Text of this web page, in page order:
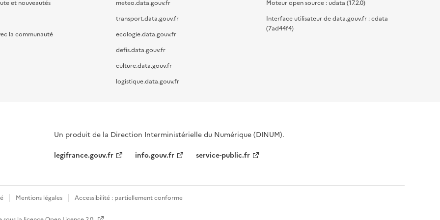
et nouveautés
la communauté
meteo.data.gouv.fr
transport.data.gouv.fr
ecologie.data.gouv.fr
defis.data.gouv.fr
culture.data.gouv.fr
logistique.data.gouv.fr
Moteur open source : udata (17.2.0)
Interface utilisateur de data.gouv.fr : cdata
(7ad44f4)
Un produit de la Direction Interministérielle du Numérique (DINUM).
legifrance.gouv.fr
info.gouv.fr service-public.fr
Mentions légales Accessibilité : partiellement conforme